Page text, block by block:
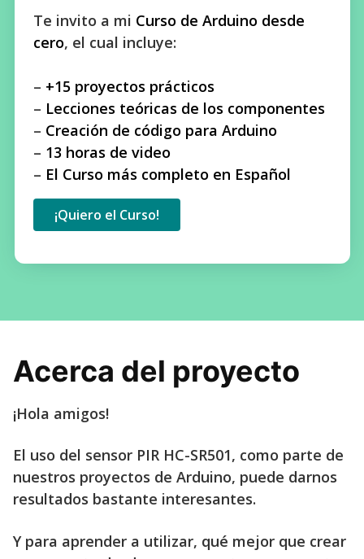
Te invito a mi Curso de Arduino desde
cero, el cual incluye:
– +15 proyectos prácticos
– Lecciones teóricas de los componentes
– Creación de código para Arduino
– 13 horas de video
– El Curso más completo en Español
¡Quiero el Curso!
Acerca del proyecto
¡Hola amigos!
El uso del sensor PIR HC-SR501, como parte de
nuestros proyectos de Arduino, puede darnos
resultados bastante interesantes.
Y para aprender a utilizar, qué mejor que crear